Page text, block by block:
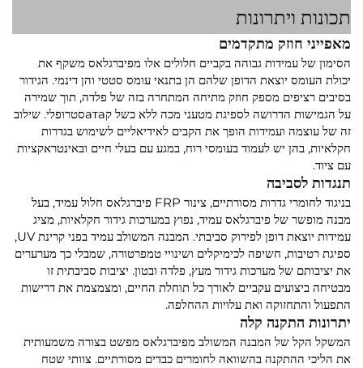
תכונות ויתרונות
מאפייני חוזק מתקדמים
הסימון של עמידות גבוהה בקביים חלולים אלו מפיברגלאס משקף את
יכולת העומס יוצאת הדופן שלהם הן בתנאי עומס סטטי והן דינמי. הגידור
בסיבים רציפים מספק חוזק מתיחה המתחרה בזה של פלדה, תוך שמירה
על הגמישות הדרושה לספיגת מטעני מכה ללא כשל קатаסטרופלי. שילוב
זה של עוצמה ועמידות הופך את הקבים לאידיאליים לשימוש בגדרות
חקלאיות, בהן יש לעמוד בעומסי רוח, במגע עם בעלי חיים ובאינטראקציות
עם ציוד.
תנגדות לסביבה
בניגוד לחומרי גדרות מסורתיים, צינור FRP פיברגלאס חלול עמיד, בעל
מבנה מופשר של פיברגלאס עמיד, נפוץ במערכות גידור חקלאיות, מציג
עמידות יוצאת דופן לפירוק סביבתי. המבנה המשולב עמיד בפני קרינת UV,
ספיגת רטיבות, חשיפה לכימיקלים ושינויי טמפרטורה, שמבלי כך מערערים
את יציבותם של מערכות גידור מעץ, פלדה ובטון. יציבות סביבתית זו
מבטיחה ביצועים עקביים לאורך כל תוחלת החיים, ומצמצמת את דרישות
התפעול והתחזוקה ואת עלויות ההחלפה.
יתרונות התקנה קלה
המשקל הקל של המבנה המשולב מפיברגלאס מפשט בצורה משמעותית
את הליכי ההתקנה בהשוואה לחומרים כבדים מסורתיים. צוותי שטח